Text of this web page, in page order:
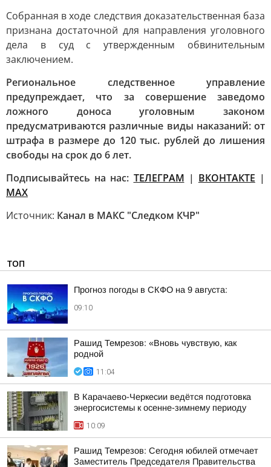
Собранная в ходе следствия доказательственная база
признана достаточной для направления уголовного
дела в суд с утвержденным обвинительным
заключением.
Региональное следственное управление
предупреждает, что за совершение заведомо
ложного доноса уголовным законом
предусматриваются различные виды наказаний: от
штрафа в размере до 120 тыс. рублей до лишения
свободы на срок до 6 лет.
Подписывайтесь на нас: ТЕЛЕГРАМ | ВКОНТАКТЕ |
МАХ
Источник: Канал в МАКС "Следком КЧР"
ТОП
Прогноз погоды в СКФО на 9 августа:
09:10
Рашид Темрезов: «Вновь чувствую, как
родной
11:04
В Карачаево-Черкесии ведётся подготовка
энергосистемы к осенне-зимнему периоду
10:09
Рашид Темрезов: Сегодня юбилей отмечает
Заместитель Председателя Правительства